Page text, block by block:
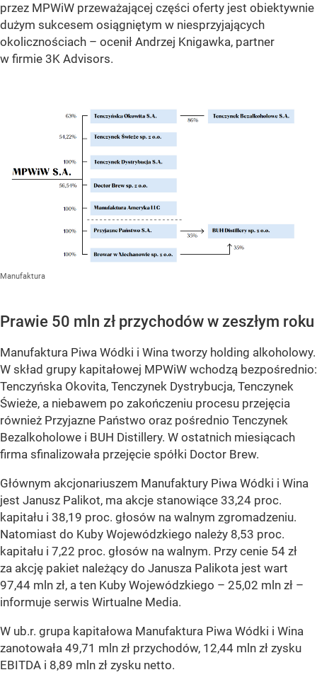
przez MPWiW przeważającej części oferty jest obiektywnie
dużym sukcesem osiągniętym w niesprzyjających
okolicznościach – ocenił Andrzej Knigawka, partner
w firmie 3K Advisors.
Manufaktura
Prawie 50 mln zł przychodów w zeszłym roku
Manufaktura Piwa Wódki i Wina tworzy holding alkoholowy.
W skład grupy kapitałowej MPWiW wchodzą bezpośrednio:
Tenczyńska Okovita, Tenczynek Dystrybucja, Tenczynek
Świeże, a niebawem po zakończeniu procesu przejęcia
również Przyjazne Państwo oraz pośrednio Tenczynek
Bezalkoholowe i BUH Distillery. W ostatnich miesiącach
firma sfinalizowała przejęcie spółki Doctor Brew.
Głównym akcjonariuszem Manufaktury Piwa Wódki i Wina
jest Janusz Palikot, ma akcje stanowiące 33,24 proc.
kapitału i 38,19 proc. głosów na walnym zgromadzeniu.
Natomiast do Kuby Wojewódzkiego należy 8,53 proc.
kapitału i 7,22 proc. głosów na walnym. Przy cenie 54 zł
za akcję pakiet należący do Janusza Palikota jest wart
97,44 mln zł, a ten Kuby Wojewódzkiego – 25,02 mln zł –
informuje serwis Wirtualne Media.
W ub.r. grupa kapitałowa Manufaktura Piwa Wódki i Wina
zanotowała 49,71 mln zł przychodów, 12,44 mln zł zysku
EBITDA i 8,89 mln zł zysku netto.